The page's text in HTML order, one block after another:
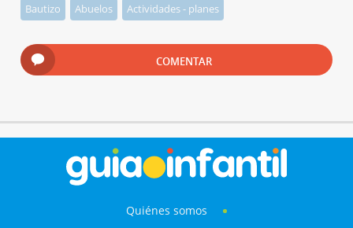
Bautizo Abuelos Actividades - planes
COMENTAR
Quiénes somos